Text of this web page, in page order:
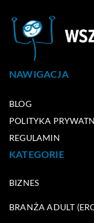
NAWIGACJA
BLOG
POLITYKA
REGULAMIN
KATEGORIE
BIZNES
BRANŻA ADULT